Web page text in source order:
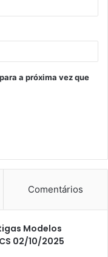
a próxima vez que
Comentários
Modelos
02/10/2025